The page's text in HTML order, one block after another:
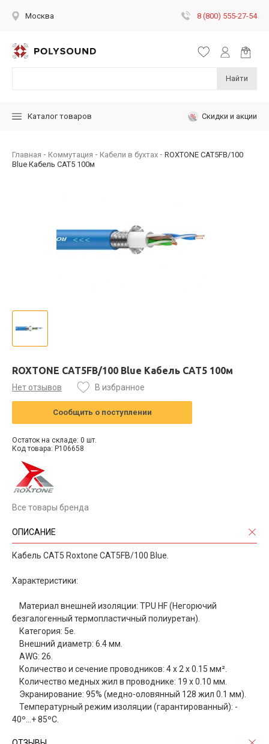
Москва 8 (800) 555-27-54
Найти
Каталог товаров Скидки и акции
Главная Коммутация Кабели в бухтах
ROXTONE CAT5FB/100
Blue Кабель CAT5 100м
ROXTONE CAT5FB/100 Blue Кабель CAT5 100м
Нет отзывов В избранное
Сообщить о поступлении
Остаток на складе: 0 шт.
Код товара: P106658
Все товары бренда
ОПИСАНИЕ
Кабель CAT5 Roxtone CAT5FB/100 Blue.
Характеристики:
Материал внешней изоляции: TPU HF (Негорючий
безгалогенный термопластичный полиуретан).
Категория: 5е.
Внешний диаметр: 6.4 мм.
AWG: 26.
Количество и сечение проводников: 4 x 2 х 0.15 мм².
Количество медных жил в проводнике: 19 x 0.10 мм.
Экранирование: 95% (медно-оловянный 128 жил 0.1 мм).
Температурный режим изоляции (гарантированный): -
40º…+ 85ºС.